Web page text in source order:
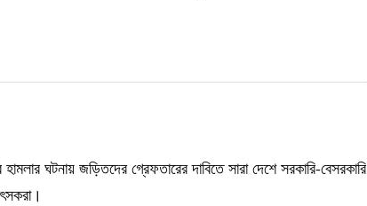
ঘটনায় জড়িতদের গ্রেফতারের দাবিতে সারা দেশে সরকারি-বেসরকারি